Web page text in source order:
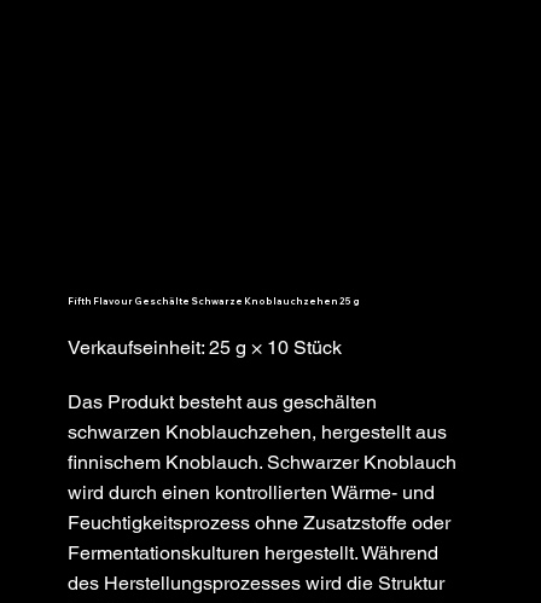
Fifth Flavour Geschälte Schwarze Knoblauchzehen 25 g
Verkaufseinheit: 25 g × 10 Stück
Das Produkt besteht aus geschälten
schwarzen Knoblauchzehen, hergestellt aus
finnischem Knoblauch. Schwarzer Knoblauch
wird durch einen kontrollierten Wärme- und
Feuchtigkeitsprozess ohne Zusatzstoffe oder
Fermentationskulturen hergestellt. Während
des Herstellungsprozesses wird die Struktur